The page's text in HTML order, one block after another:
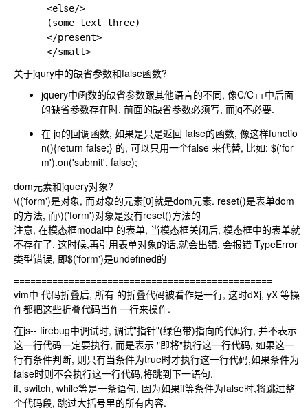
关于jqury中的缺省参数和false函数?
jquery中函数的缺省参数跟其他语言的不同, 像C/C++中后面
的缺省参数存在时, 前面的缺省参数必须写, 而jq不必要.
在 jq的回调函数, 如果是只是返回 false的函数, 像这样functio
n(){return false;} 的, 可以只用一个false 来代替, 比如: $('for
m').on('submit', false);
dom元素和jquery对象?
\(('form')是对象, 而对象的元素[0]就是dom元素. reset()是表单dom
的方法, 而\)('form')对象是没有reset()方法的
注意, 在模态框modal中 的表单, 当模态框关闭后, 模态框中的表单就
不存在了, 这时候,再引用表单对象的话,就会出错, 会报错 TypeError
类型错误, 即$('form')是undefined的
===============================================
vim中 代码折叠后, 所有 的折叠代码被看作是一行, 这时dXj, yX 等操
作都把这些折叠代码当作一行来操作.
在js-- firebug中调试时, 调试"指针"(绿色带)指向的代码行, 并不表示
这一行代码一定要执行, 而是表示 "即将"执行这一行代码, 如果这一
行有条件判断, 则只有当条件为true时才执行这一行代码,如果条件为
false时则不会执行这一行代码,将跳到下一语句.
if, switch, while等是一条语句, 因为如果if等条件为false时,将跳过整
个代码段, 跳过大括号里的所有内容.